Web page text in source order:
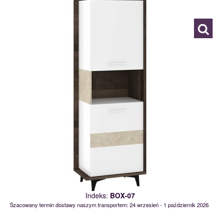
Indeks: BOX-07
Szacowany termin dostawy naszym transportem: 24 wrzesień - 1 październik 2026